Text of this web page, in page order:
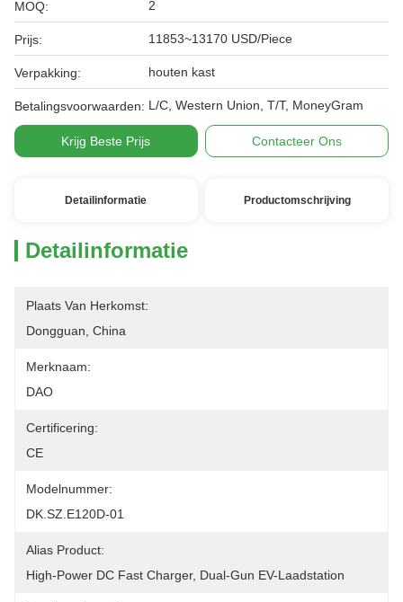
MOQ: 2
Prijs: 11853~13170 USD/Piece
Verpakking: houten kast
Betalingsvoorwaarden: L/C, Western Union, T/T, MoneyGram
Krijg Beste Prijs Contacteer Ons
Detailinformatie Productomschrijving
Detailinformatie
Plaats Van Herkomst:
Dongguan, China
Merknaam:
DAO
Certificering:
CE
Modelnummer:
DK.SZ.E120D-01
Alias Product:
High-Power DC Fast Charger, Dual-Gun EV-Laadstation